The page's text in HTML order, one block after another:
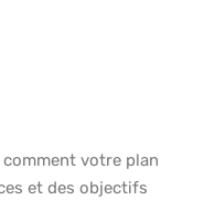
votre plan
et des objectifs